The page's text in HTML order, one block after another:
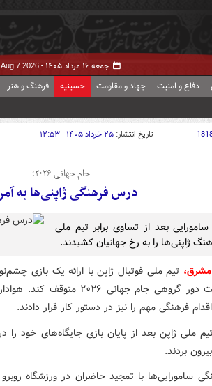
جمعه ۱۶ مرداد ۱۴۰۵ - Aug 7 2026
دفاع و امنیت جهاد و مقاومت حسینیه فرهنگ و هنر
تاریخ انتشار: ۲۵ خرداد ۱۴۰۵ - ۱۲:۵۳
جام جهانی ۲۰۲۶؛
درس فرهنگی ژاپنی‌ها به
سامورایی بعد از تساوی برابر تیم ملی
ژاپنی‌ها را به رخ جهانیان کشیدند.
تیم ملی فوتبال ژاپن با ارائه یک بازی
بازی نخست دور گروهی جام
فرهنگی مهم را نیز در دستور کار قرار دادند.
ملی ژاپن بعد از پایان بازی جایگاه‌های خود
بردند.
سامورایی‌ها با تمجید حاضران در ورزشگاه